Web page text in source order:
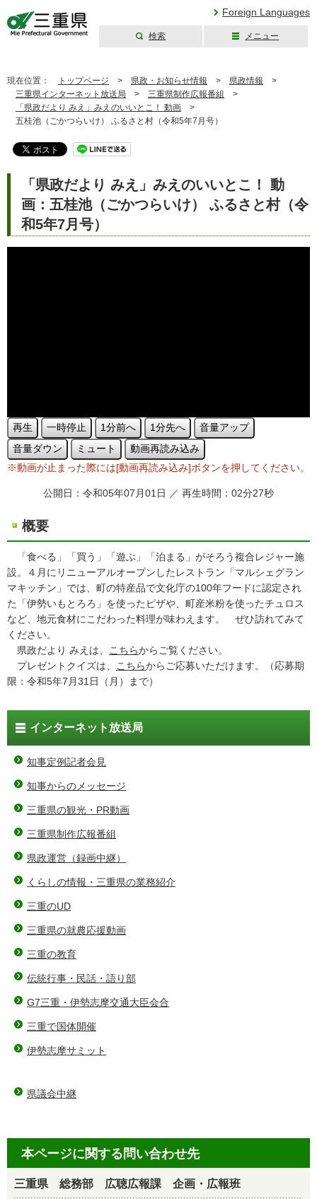
Foreign Languages
検索 メニュー
現在位置： トップページ > 県政・お知らせ情報 > 県政情報 >
三重県インターネット放送局 > 三重県制作広報番組
>
「県政だより みえ」みえのいいとこ！ 動画 >
五桂池（ごかつらいけ） ふるさと村（令和5年7月号）
「県政だより みえ」みえのいいとこ！ 動
画：五桂池（ごかつらいけ） ふるさと村（令
和5年7月号）
再生 一時停止 1分前へ 1分先へ
音量アップ
音量ダウン
ミュート
動画再読み込み
※動画が止まった際には[動画再読み込み]ボタンを押してください。
公開日：令和05年07月01日 ／ 再生時間：02分27秒
概要
「食べる」「買う」「遊ぶ」「泊まる」がそろう複合レジャー施
設。４月にリニューアルオープンしたレストラン「マルシェグラン
マキッチン」では、町の特産品で文化庁の100年フードに認定され
た「伊勢いもとろろ」を使ったピザや、町産米粉を使ったチュロス
など、地元食材にこだわった料理が味わえます。 ぜひ訪れてみて
ください。
県政だより みえは、
こちらからご覧ください。
プレゼントクイズは、
こちらからご応募いただけます。（応募期
限：令和5年7月31日（月）まで）
インターネット放送局
知事定例記者会見
知事からのメッセージ
三重県の観光・PR動画
三重県制作広報番組
県政運営（録画中継）
くらしの情報・三重県の業務紹介
三重のUD
三重県の就農応援動画
三重の教育
伝統行事・民話・語り部
G7三重・伊勢志摩交通大臣会合
三重で国体開催
伊勢志摩サミット
県議会中継
本ページに関する問い合わせ先
三重県 総務部 広聴広報課 企画・広報班